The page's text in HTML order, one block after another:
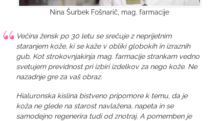
Nina Šurbek Fošnarič, mag. farmacije
Večina žensk po 30 letu se srečuje z neprijetnim
staranjem kože, ki se kaže v obliki globokih in izraznih
gub. Kot strokovnjakinja mag. farmacije strankam vedno
svetujem previdnost pri izbiri izdelkov za nego kože. Ne
nazadnje gre za vaš obraz.
Hialuronska kislina bistveno pripomore k temu, da je
koža ne glede na starost navlažena, napeta in se
samodejno regenerira tudi od znotraj. A pomemben je